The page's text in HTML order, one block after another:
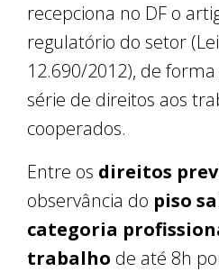
recepciona no DF o
regulatório do setor
12.690/2012), de
série de direitos aos
cooperados.
Entre os direitos
observância do piso
categoria
trabalho de até 8h